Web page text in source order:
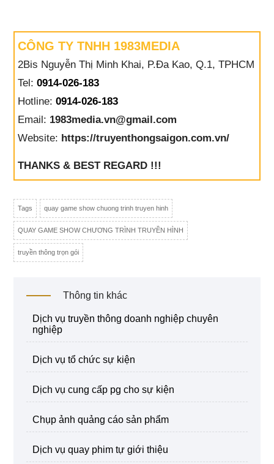
CÔNG TY TNHH 1983MEDIA
2Bis Nguyễn Thị Minh Khai, P.Đa Kao, Q.1, TPHCM
Tel:0914-026-183
Hotline:0914-026-183
Email: 1983media.vn@gmail.com
Website: https://truyenthongsaigon.com.vn/
THANKS & BEST REGARD !!!
Tags quay game show chuong trinh truyen hinh
QUAY GAME SHOW CHƯƠNG TRÌNH TRUYỀN HÌNH
truyền thông trọn gói
Thông tin khác
dịch vụ truyền thông doanh nghiệp chuyên
nghiệp
dịch vụ tổ chức sự kiện
dịch vụ cung cấp pg cho sự kiện
chụp ảnh quảng cáo sản phẩm
dịch vụ quay phim tự giới thiệu